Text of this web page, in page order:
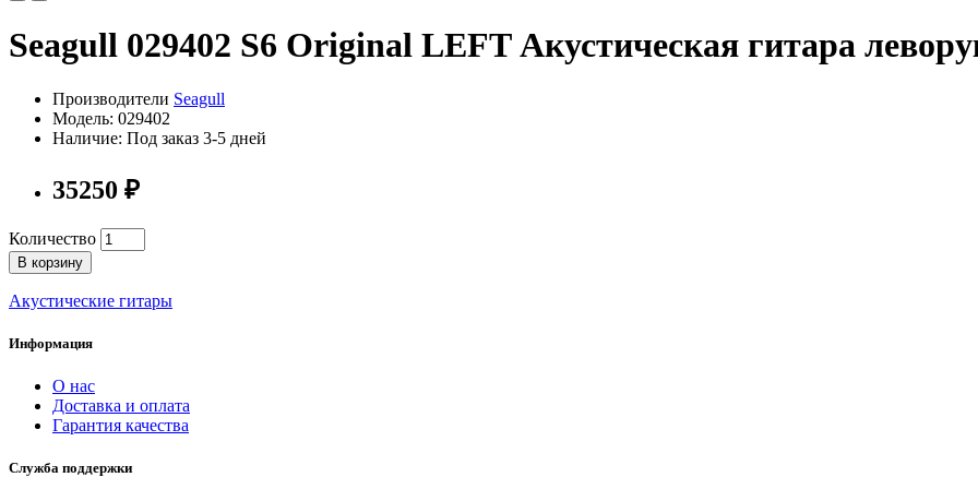
Seagull 029402 S6 Original LEFT Акустическая гитара
Производители Seagull
Модель: 029402
Наличие: Под заказ 3-5 дней
35250 ₽
Количество
В корзину
Акустические гитары
Информация
О нас
Доставка и оплата
Гарантия качества
Служба поддержки